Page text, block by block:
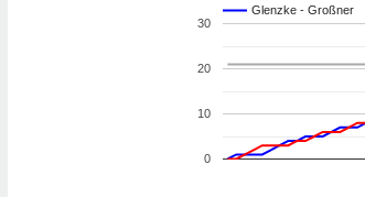
Glenzke - Großner
0
10
20
30